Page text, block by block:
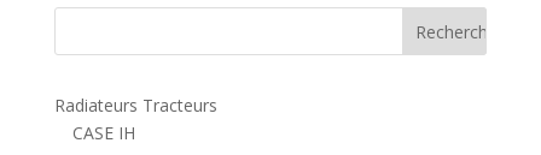
Radiateurs Tracteurs
CASE IH